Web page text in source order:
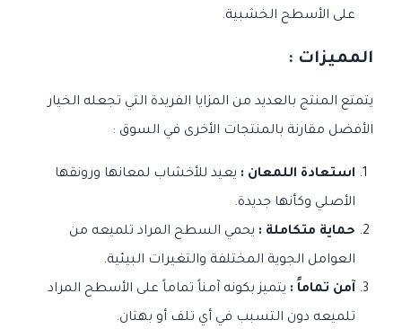
على الأسطح الخشبية.
المميزات :
يتمتع المنتج بالعديد من المزايا الفريدة التي تجعله الخيار
الأفضل مقارنة بالمنتجات الأخرى في السوق :
استعادة اللمعان : يعيد للأخشاب لمعانها ورونقها
الأصلي وكأنها جديدة.
حماية متكاملة : يحمي السطح المراد تلميعه من
العوامل الجوية المختلفة والتغيرات البيئية.
آمن تماماً : يتميز بكونه آمناً تماماً على الأسطح المراد
تلميعه دون التسبب في أي تلف أو بهتان.